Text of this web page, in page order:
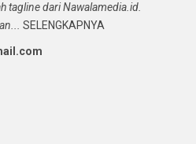
tagline dari Nawalamedia.id.
SELENGKAPNYA